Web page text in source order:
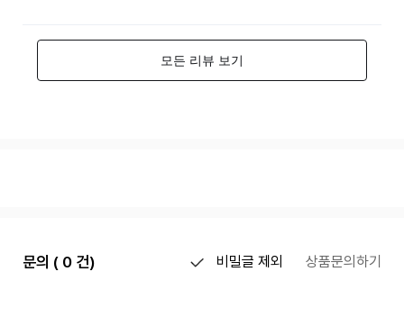
문의 ( 0 건) 비밀글 제외 상품문의하기